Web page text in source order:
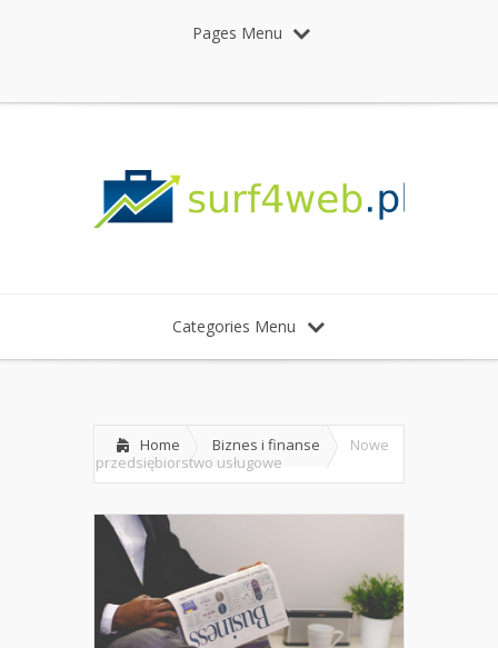
Pages Menu
Categories Menu
Home Biznes i finanse
Nowe
przedsiębiorstwo usługowe